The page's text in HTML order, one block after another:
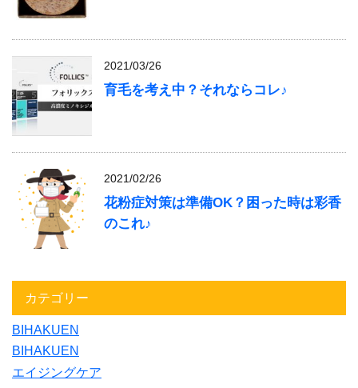
2021/03/26
育毛を考え中？それならコレ♪
2021/02/26
花粉症対策は準備OK？困った時は彩香
のこれ♪
カテゴリー
BIHAKUEN
BIHAKUEN
エイジングケア